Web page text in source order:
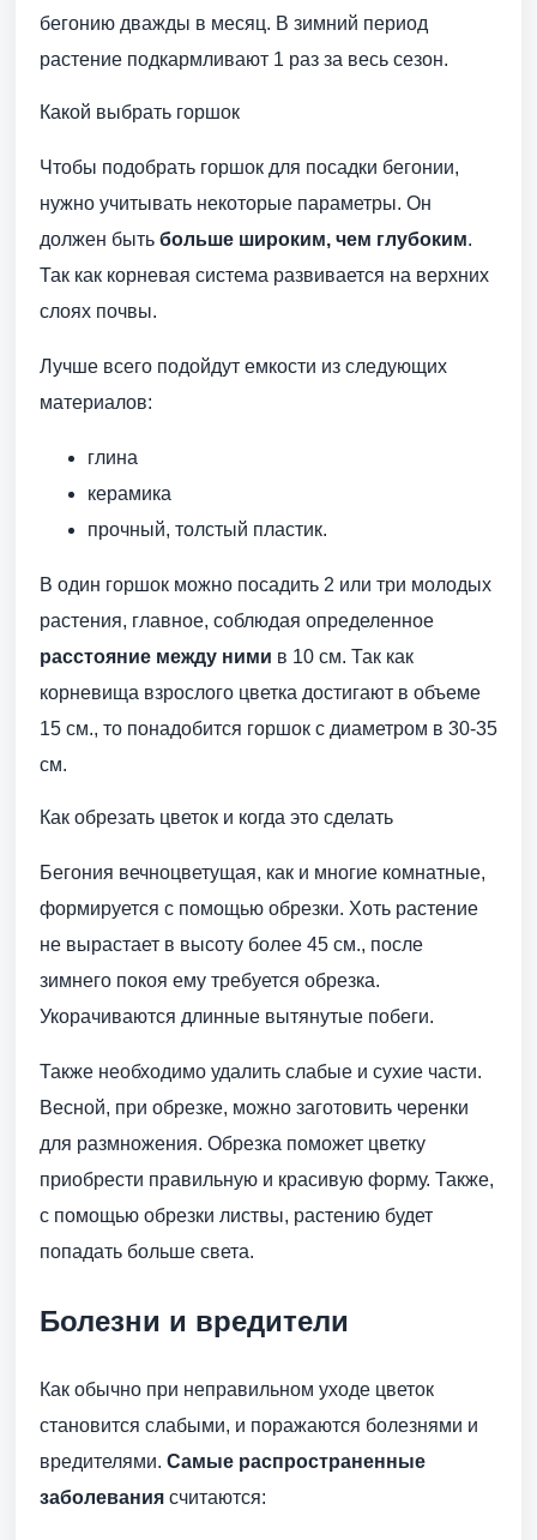
бегонию дважды в месяц. В зимний период
растение подкармливают 1 раз за весь сезон.
Какой выбрать горшок
Чтобы подобрать горшок для посадки бегонии,
нужно учитывать некоторые параметры. Он
должен быть больше широким, чем глубоким.
Так как корневая система развивается на верхних
слоях почвы.
Лучше всего подойдут емкости из следующих
материалов:
глина
керамика
прочный, толстый пластик.
В один горшок можно посадить 2 или три молодых
растения, главное, соблюдая определенное
расстояние между ними в 10 см. Так как
корневища взрослого цветка достигают в объеме
15 см., то понадобится горшок с диаметром в 30-35
см.
Как обрезать цветок и когда это сделать
Бегония вечноцветущая, как и многие комнатные,
формируется с помощью обрезки. Хоть растение
не вырастает в высоту более 45 см., после
зимнего покоя ему требуется обрезка.
Укорачиваются длинные вытянутые побеги.
Также необходимо удалить слабые и сухие части.
Весной, при обрезке, можно заготовить черенки
для размножения. Обрезка поможет цветку
приобрести правильную и красивую форму. Также,
с помощью обрезки листвы, растению будет
попадать больше света.
Болезни и вредители
Как обычно при неправильном уходе цветок
становится слабыми, и поражаются болезнями и
вредителями. Самые распространенные
заболевания считаются: